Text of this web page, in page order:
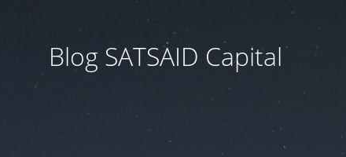
Blog SATSAID Capital